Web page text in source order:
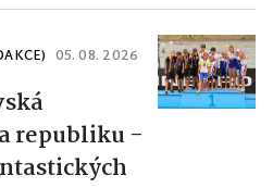
05. 08. 2026
republiku -